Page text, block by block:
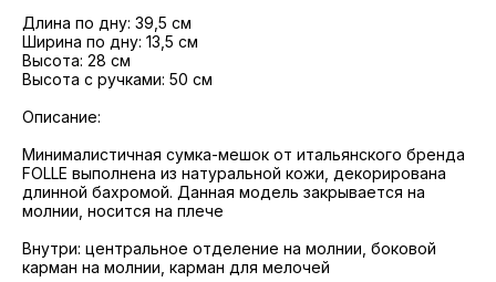
Длина по дну: 39,5 см
Ширина по дну: 13,5 см
Высота: 28 см
Высота с ручками: 50 см
Описание:
Минималистичная сумка-мешок от итальянского бренда
FOLLE выполнена из натуральной кожи, декорирована
длинной бахромой. Данная модель закрывается на
молнии, носится на плече
Внутри: центральное отделение на молнии, боковой
карман на молнии, карман для мелочей